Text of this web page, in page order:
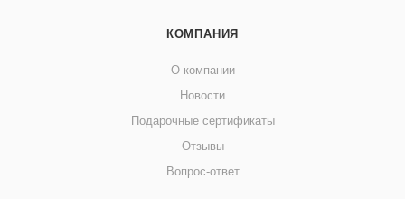
КОМПАНИЯ
О компании
Новости
Подарочные сертификаты
Отзывы
Вопрос-ответ